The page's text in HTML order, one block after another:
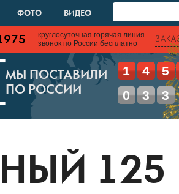
ФОТО ВИДЕО
круглосуточная горячая линия
звонок по России бесплатно
МЫ ПОСТАВИЛИ
ПО РОССИИ
1 4 5
0 3 3
125